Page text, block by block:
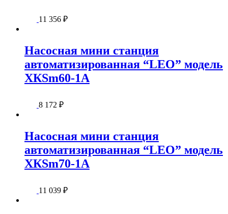
11 356 ₽
Насосная мини станция
автоматизированная “LEO” модель
ХКSm60-1А
8 172 ₽
Насосная мини станция
автоматизированная “LEO” модель
ХКSm70-1А
11 039 ₽